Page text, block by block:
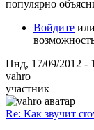
популярно
Войдите или
Пнд, 17/09/2012 -
vahro
участник
Re: Как звучит